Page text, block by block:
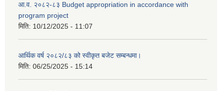
आ.व. २०८२-८३ Budget appropriation in accordance with
program project
मिति: 10/12/2025 - 11:07
आर्थिक वर्ष २०८२/८३ को स्वीकृत बजेट सम्बन्धमा।
मिति: 06/25/2025 - 15:14